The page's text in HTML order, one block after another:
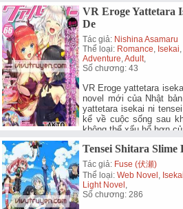
VR Eroge Yattetara
De
Tác giả: Nishina Asamaru
Thể loại: Romance Isekai
Adventure ,Adult
Số chương: 43
VR Eroge yattetara
novel mới của Nhật
yattetara isekai ni
kể về cuộc sống sau
không thể xấu hổ hơn
Tensei Shitara Slime
Tác giả: Fuse (伏瀬)
Thể loại:Web Novel , Isekai
Light Novel ,
Số chương: 286